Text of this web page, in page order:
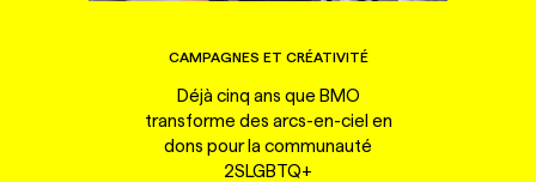
CAMPAGNES ET CRÉATIVITÉ
Déjà cinq ans que BMO
transforme des arcs-en-ciel en
dons pour la communauté
2SLGBTQ+